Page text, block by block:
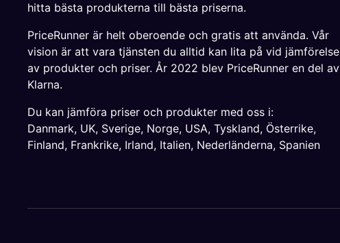
hitta bästa produkterna till bästa priserna.
PriceRunner är helt oberoende och gratis att använda. Vår
vision är att vara tjänsten du alltid kan lita på vid jämförelse
av produkter och priser. År 2022 blev PriceRunner en del av
Klarna.
Du kan jämföra priser och produkter med oss i:
Danmark, UK, Sverige, Norge, USA, Tyskland, Österrike,
Finland, Frankrike, Irland, Italien, Nederländerna, Spanien